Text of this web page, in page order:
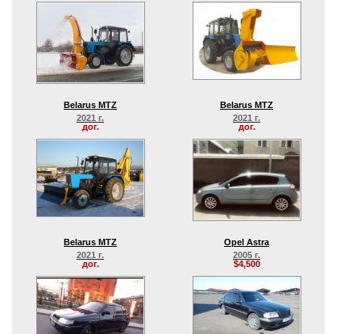
Belarus MTZ
2021 г.
дог.
Belarus MTZ
2021 г.
дог.
Belarus MTZ
2021 г.
дог.
Opel Astra
2005 г.
$4,500